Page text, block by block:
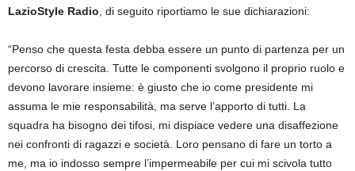
LazioStyle Radio, di seguito riportiamo le sue dichiarazioni:
“Penso che questa festa debba essere un punto di partenza per un
percorso di crescita. Tutte le componenti svolgono il proprio ruolo e
devono lavorare insieme: è giusto che io come presidente mi
assuma le mie responsabilità, ma serve l’apporto di tutti. La
squadra ha bisogno dei tifosi, mi dispiace vedere una disaffezione
nei confronti di ragazzi e società. Loro pensano di fare un torto a
me, ma io indosso sempre l’impermeabile per cui mi scivola tutto